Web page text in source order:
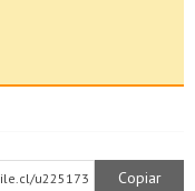
u225173 Copiar